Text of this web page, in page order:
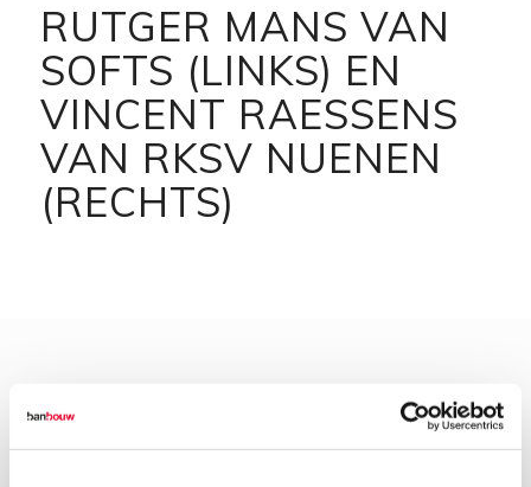
RUTGER MANS VAN
SOFTS (LINKS) EN
VINCENT RAESSENS
VAN RKSV NUENEN
(RECHTS)